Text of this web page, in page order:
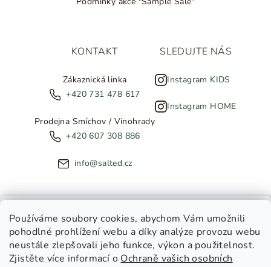
Používáme soubory cookies, abychom Vám umožnili
pohodlné prohlížení webu a díky analýze provozu webu
neustále zlepšovali jeho funkce, výkon a použitelnost.
Zjistěte více informací o Ochraně vašich osobních
KONTAKT
Zákaznická linka
+420 731 478 617
Prodejna Smíchov / Vinohrady
+420 607 308 886
info@salted.cz
SLEDUJTE NÁS
Instagram KIDS
Instagram HOME
Copyright 2026SALTED. Všechna práva vyhrazena.Upravit
nastavení cookies
NOVINKY ZE SALTED
Toužíte dostávat novinky z